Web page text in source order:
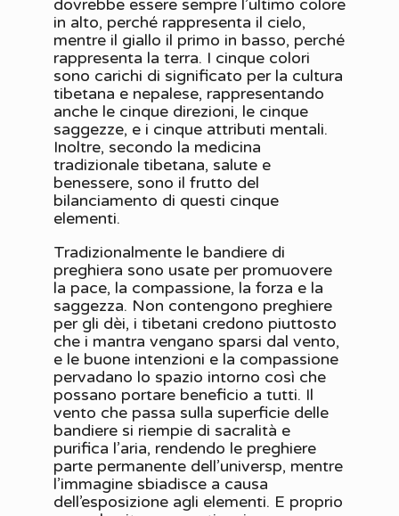
dovrebbe essere sempre l’ultimo colore
in alto, perché rappresenta il cielo,
mentre il giallo il primo in basso, perché
rappresenta la terra. I cinque colori
sono carichi di significato per la cultura
tibetana e nepalese, rappresentando
anche le cinque direzioni, le cinque
saggezze, e i cinque attributi mentali.
Inoltre, secondo la medicina
tradizionale tibetana, salute e
benessere, sono il frutto del
bilanciamento di questi cinque
elementi.
Tradizionalmente le bandiere di
preghiera sono usate per promuovere
la pace, la compassione, la forza e la
saggezza. Non contengono preghiere
per gli dèi, i tibetani credono piuttosto
che i mantra vengano sparsi dal vento,
e le buone intenzioni e la compassione
pervadano lo spazio intorno così che
possano portare beneficio a tutti. Il
vento che passa sulla superficie delle
bandiere si riempie di sacralità e
purifica l’aria, rendendo le preghiere
parte permanente dell’universp, mentre
l’immagine sbiadisce a causa
dell’esposizione agli elementi. E proprio